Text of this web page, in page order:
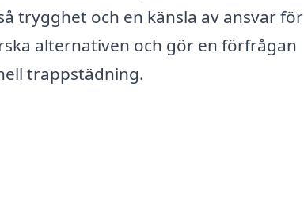
trygghet och en känsla av ansvar för
alternativen och gör en förfrågan
trappstädning.